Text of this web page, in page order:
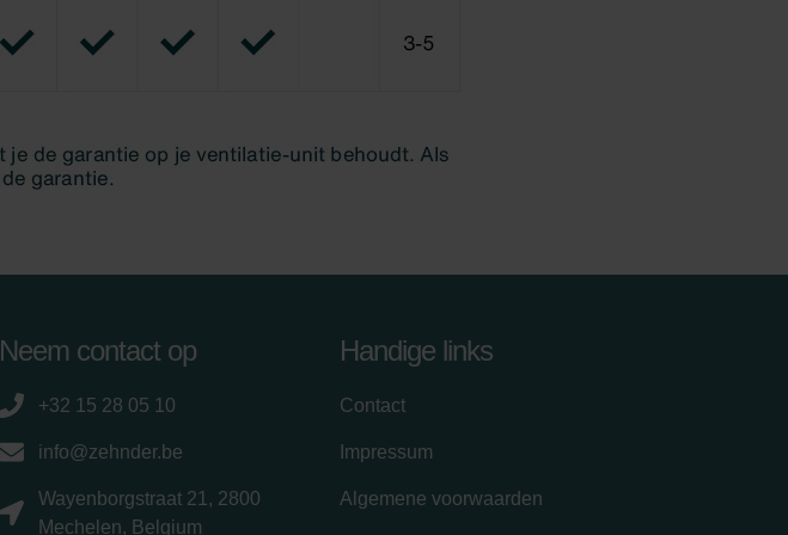
Neem contact op
+32 15 28 05 10
info@zehnder.be
Wayenborgstraat 21, 2800
Mechelen, Belgium
Handige links
Contact
Impressum
Algemene voorwaarden